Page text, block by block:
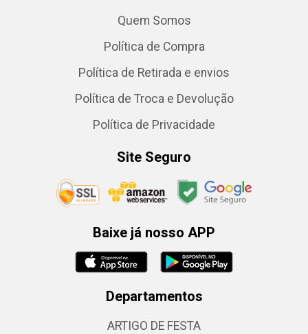
Quem Somos
Política de Compra
Política de Retirada e envios
Política de Troca e Devolução
Política de Privacidade
Site Seguro
Baixe já nosso APP
Departamentos
ARTIGO DE FESTA